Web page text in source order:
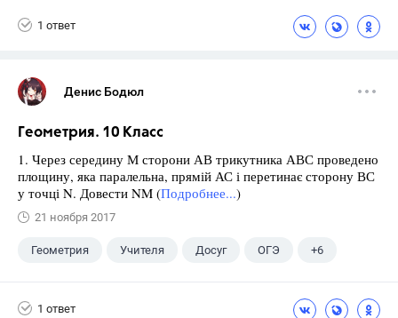
1 ответ
Денис Бодюл
Геометрия. 10 Класс
1. Через середину М сторони АВ трикутника АВС проведено
площину, яка паралельна, прямій АС і перетинає сторону ВС
у точці N. Довести NM (Подробнее...)
21 ноября 2017
Геометрия Учителя Досуг ОГЭ +6
1 ответ